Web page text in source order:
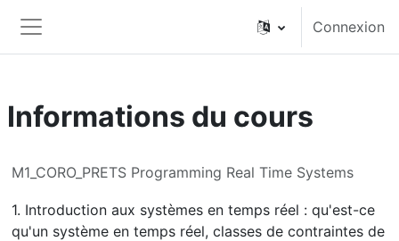
Panneau latéral
Connexion
Informations du cours
M1_CORO_PRETS Programming Real Time Systems
1. Introduction aux systèmes en temps réel : qu'est-ce
qu'un système en temps réel, classes de contraintes de